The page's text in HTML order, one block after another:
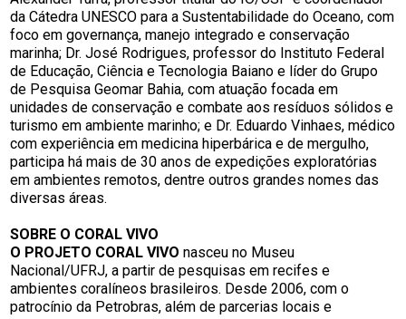
da Cátedra UNESCO para a Sustentabilidade do Oceano, com
foco em governança, manejo integrado e conservação
marinha; Dr. José Rodrigues, professor do Instituto Federal
de Educação, Ciência e Tecnologia Baiano e líder do Grupo
de Pesquisa Geomar Bahia, com atuação focada em
unidades de conservação e combate aos resíduos sólidos e
turismo em ambiente marinho; e Dr. Eduardo Vinhaes, médico
com experiência em medicina hiperbárica e de mergulho,
participa há mais de 30 anos de expedições exploratórias
em ambientes remotos, dentre outros grandes nomes das
diversas áreas.
SOBRE O CORAL VIVO
O PROJETO CORAL VIVO nasceu no Museu
Nacional/UFRJ, a partir de pesquisas em recifes e
ambientes coralíneos brasileiros. Desde 2006, com o
patrocínio da Petrobras, além de parcerias locais e